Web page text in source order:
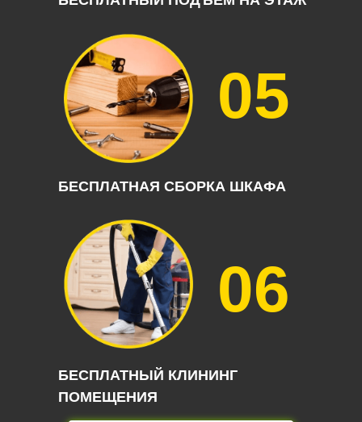
БЕСПЛАТНАЯ СБОРКА ШКАФА
05
БЕСПЛАТНЫЙ КЛИНИНГ
ПОМЕЩЕНИЯ
06